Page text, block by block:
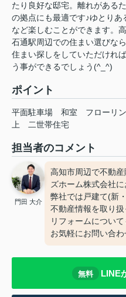
たり良好な邸宅。離れがある
の拠点にも最適です♪ゆとり
など楽しむことができます。
石通駅周辺での住まい選びな
住まい探しをしていただけれ
う事ができるでしょう(^_^)
ポイント
平面駐車場 和室 フローリ
上
二世帯住宅
担当者のコメント
門田 大介
高知市周辺で不動
ズホーム株式会社に
弊社では戸建て(新
不動産情報を取り扱
リフォームについ
お気軽にお問い合
無料 LINE